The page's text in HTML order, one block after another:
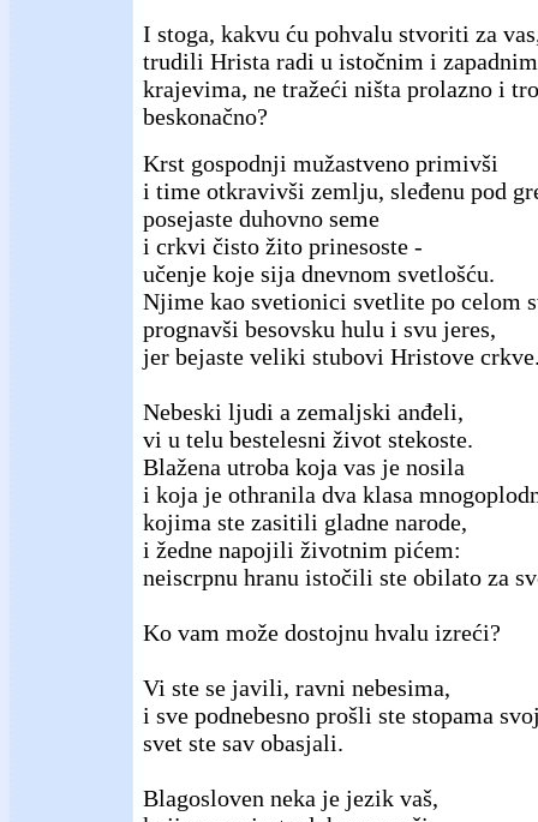
I stoga, kakvu ću pohvalu stvoriti za
trudili Hrista radi u istočnim i
krajevima, ne tražeći ništa prolazno i
beskonačno?
Krst gospodnji mužastveno primivši
i time otkravivši zemlju, sleđenu pod
posejaste duhovno seme
i crkvi čisto žito prinesoste -
učenje koje sija dnevnom svetlošću.
Njime kao svetionici svetlite po celom
prognavši besovsku hulu i svu jeres,
jer bejaste veliki stubovi Hristove
Nebeski ljudi a zemaljski anđeli,
vi u telu bestelesni život stekoste.
Blažena utroba koja vas je nosila
i koja je othranila dva klasa
kojima ste zasitili gladne narode,
i žedne napojili životnim pićem:
neiscrpnu hranu istočili ste obilato za
Ko vam može dostojnu hvalu izreći?
Vi ste se javili, ravni nebesima,
i sve podnebesno prošli ste stopama
svet ste sav obasjali.
Blagosloven neka je jezik vaš,